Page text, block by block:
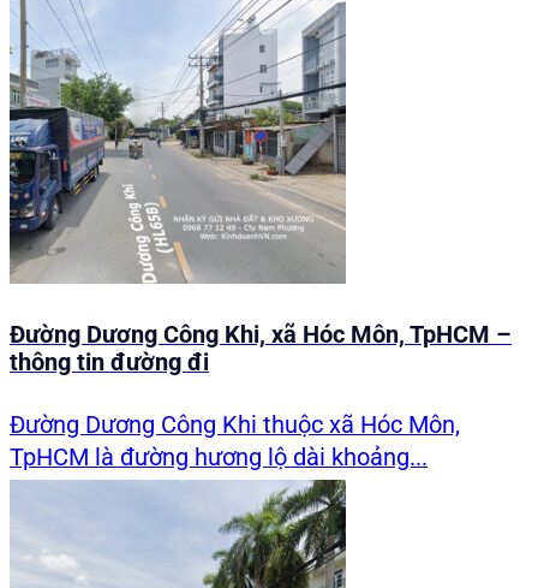
Đường Dương Công Khi, xã Hóc Môn, TpHCM –
thông tin đường đi
Đường Dương Công Khi thuộc xã Hóc Môn,
TpHCM là đường hương lộ dài khoảng...